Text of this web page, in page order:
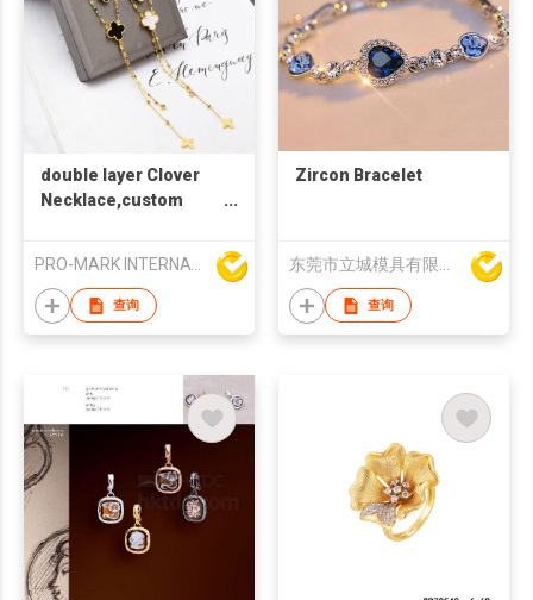
double layer Clover
Necklace,custom
PRO-MARK INTERNATIONAL
查询
Zircon Bracelet
东莞市立城模具有限公司
查询